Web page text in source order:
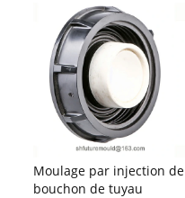
Moulage par injection de
bouchon de tuyau